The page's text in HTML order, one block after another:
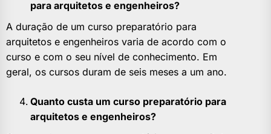
para arquitetos e engenheiros?
A duração de um curso preparatório para
arquitetos e engenheiros varia de acordo com o
curso e com o seu nível de conhecimento. Em
geral, os cursos duram de seis meses a um ano.
Quanto custa um curso preparatório para
arquitetos e engenheiros?